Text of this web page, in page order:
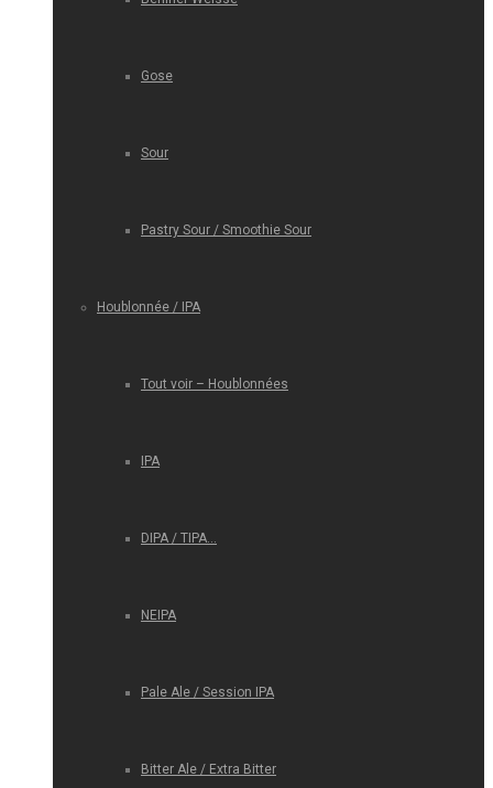
Gose
Sour
Pastry Sour / Smoothie Sour
Houblonnée / IPA
Tout voir – Houblonnées
IPA
DIPA / TIPA…
NEIPA
Pale Ale / Session IPA
Bitter Ale / Extra Bitter